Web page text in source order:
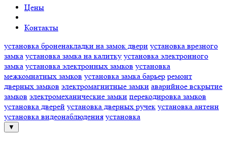
Цены
Контакты
установка броненакладки на замок двери установка врезного
замка установка замка на калитку установка электронного
замка установка электронных замков установка
межкомнатных замков установка замка барьер ремонт
дверных замков электромагнитные замки аварийное вскрытие
замков электромеханические замки перекодировка замков
установка дверей установка дверных ручек установка антенн
установка видеонаблюдения установка
▼